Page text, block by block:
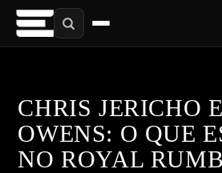
CHRIS JERICHO
OWENS: O QUE
NO ROYAL